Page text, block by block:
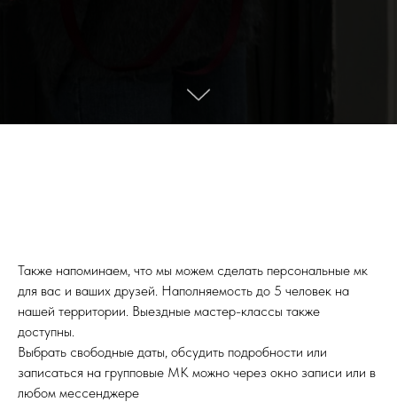
Также напоминаем, что мы можем сделать персональные мк
для вас и ваших друзей. Наполняемость до 5 человек на
нашей территории. Выездные мастер-классы также
доступны.
Выбрать свободные даты, обсудить подробности или
записаться на групповые МК можно через окно записи или в
любом мессенджере